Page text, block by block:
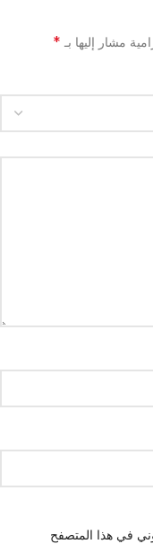
مشار إليها بـ *
في هذا المتصفح